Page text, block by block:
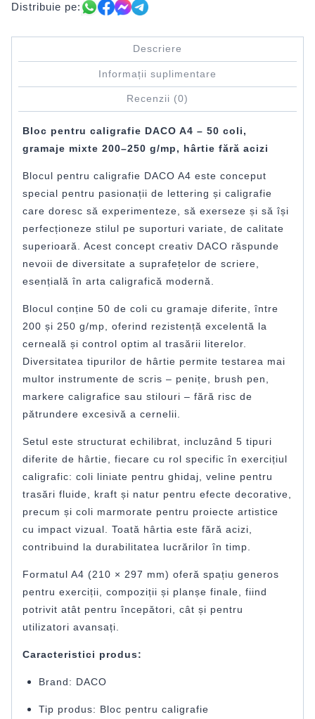
Distribuie pe:
Descriere
Informații suplimentare
Recenzii (0)
Bloc pentru caligrafie DACO A4 – 50 coli,
gramaje mixte 200–250 g/mp, hârtie fără acizi
Blocul pentru caligrafie DACO A4 este conceput
special pentru pasionații de lettering și caligrafie
care doresc să experimenteze, să exerseze și să își
perfecționeze stilul pe suporturi variate, de calitate
superioară. Acest concept creativ DACO răspunde
nevoii de diversitate a suprafețelor de scriere,
esențială în arta caligrafică modernă.
Blocul conține 50 de coli cu gramaje diferite, între
200 și 250 g/mp, oferind rezistență excelentă la
cerneală și control optim al trasării literelor.
Diversitatea tipurilor de hârtie permite testarea mai
multor instrumente de scris – penițe, brush pen,
markere caligrafice sau stilouri – fără risc de
pătrundere excesivă a cernelii.
Setul este structurat echilibrat, incluzând 5 tipuri
diferite de hârtie, fiecare cu rol specific în exercițiul
caligrafic: coli liniate pentru ghidaj, veline pentru
trasări fluide, kraft și natur pentru efecte decorative,
precum și coli marmorate pentru proiecte artistice
cu impact vizual. Toată hârtia este fără acizi,
contribuind la durabilitatea lucrărilor în timp.
Formatul A4 (210 × 297 mm) oferă spațiu generos
pentru exerciții, compoziții și planșe finale, fiind
potrivit atât pentru începători, cât și pentru
utilizatori avansați.
Caracteristici produs:
Brand: DACO
Tip produs: Bloc pentru caligrafie